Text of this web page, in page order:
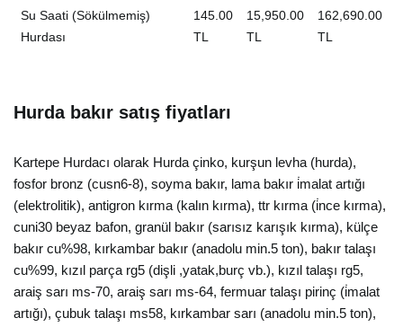
Su Saati (Sökülmemiş)
Hurdası
145.00
TL
15,950.00
TL
162,690.00
TL
Hurda bakır satış fiyatları
Kartepe Hurdacı olarak Hurda çinko, kurşun levha (hurda),
fosfor bronz (cusn6-8), soyma bakır, lama bakır i̇malat artığı
(elektrolitik), antigron kırma (kalın kırma), ttr kırma (i̇nce kırma),
cuni30 beyaz bafon, granül bakır (sarısız karışık kırma), külçe
bakır cu%98, kırkambar bakır (anadolu min.5 ton), bakır talaşı
cu%99, kızıl parça rg5 (dişli ,yatak,burç vb.), kızıl talaşı rg5,
araiş sarı ms-70, araiş sarı ms-64, fermuar talaşı pirinç (i̇malat
artığı), çubuk talaşı ms58, kırkambar sarı (anadolu min.5 ton),